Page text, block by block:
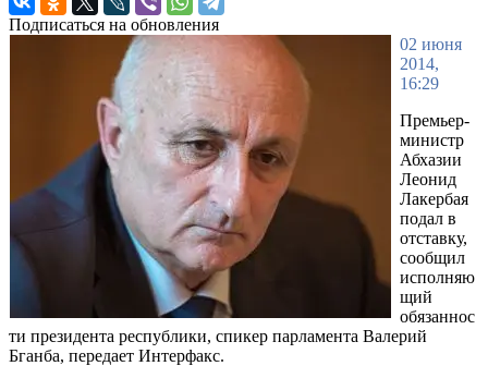
Подписаться на обновления
02 июня
2014,
16:29
Премьер-
министр
Абхазии
Леонид
Лакербая
подал в
отставку,
сообщил
исполняю
щий
обязаннос
ти президента республики, спикер парламента Валерий
Бганба, передает Интерфакс.